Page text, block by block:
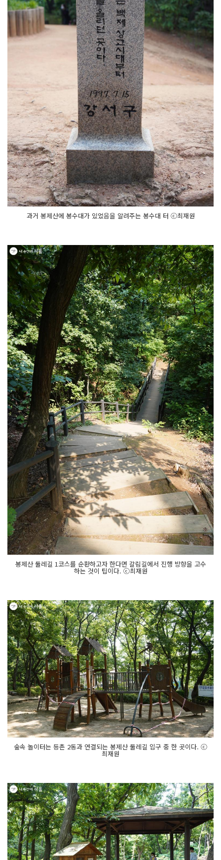
과거 봉제산에 봉수대가 있었음을 알려주는 봉수대 터 ⓒ최재원
봉제산 둘레길 1코스를 순환하고자 한다면 갈림길에서 진행 방향을 고수
하는 것이 팁이다. ⓒ최재원
숲속 놀이터는 등촌 2동과 연결되는 봉제산 둘레길 입구 중 한 곳이다. ⓒ
최재원